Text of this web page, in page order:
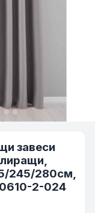
завеси
245/280см,
2-024